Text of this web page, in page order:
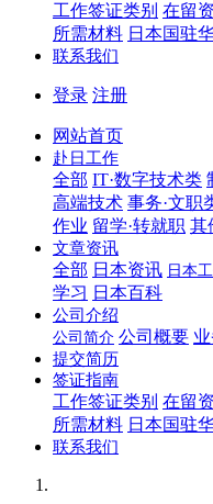
工作签证类别 在留
所需材料 日本国驻
联系我们
登录 注册
网站首页
赴日工作
全部 IT·数字技术类
高端技术 事务·文职
作业 留学·转就职 其
文章资讯
全部 日本资讯 日本
学习 日本百科
公司介绍
公司简介 公司概要
提交简历
签证指南
工作签证类别 在留
所需材料 日本国驻
联系我们